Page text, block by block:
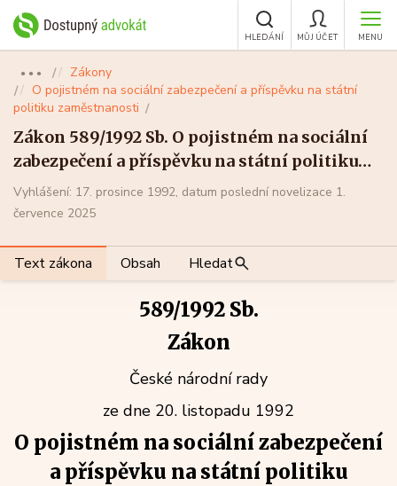
MENU
MŮJ ÚČET
HLEDÁNÍ
●●●
Zákony
O pojistném na sociální zabezpečení a příspěvku na státní
politiku zaměstnanosti
Zákon 589/1992 Sb. O pojistném na sociální
zabezpečení a příspěvku na státní politiku
zaměstnanosti
Vyhlášení: 17. prosince 1992, datum poslední novelizace 1.
července 2025
Text zákona Obsah Hledat
589/1992 Sb.
Zákon
České národní rady
ze dne 20. listopadu 1992
O pojistném na sociální zabezpečení
a příspěvku na státní politiku